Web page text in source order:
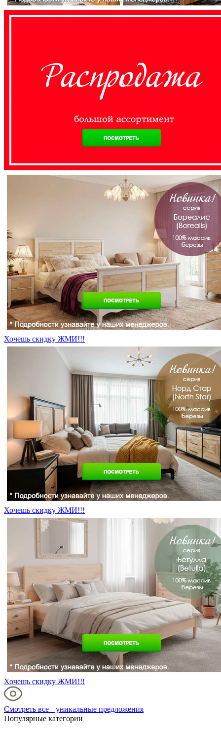
Хочешь скидку ЖМИ!!!
Хочешь скидку ЖМИ!!!
Хочешь скидку ЖМИ!!!
Смотреть все уникальные предложения
Популярные категории